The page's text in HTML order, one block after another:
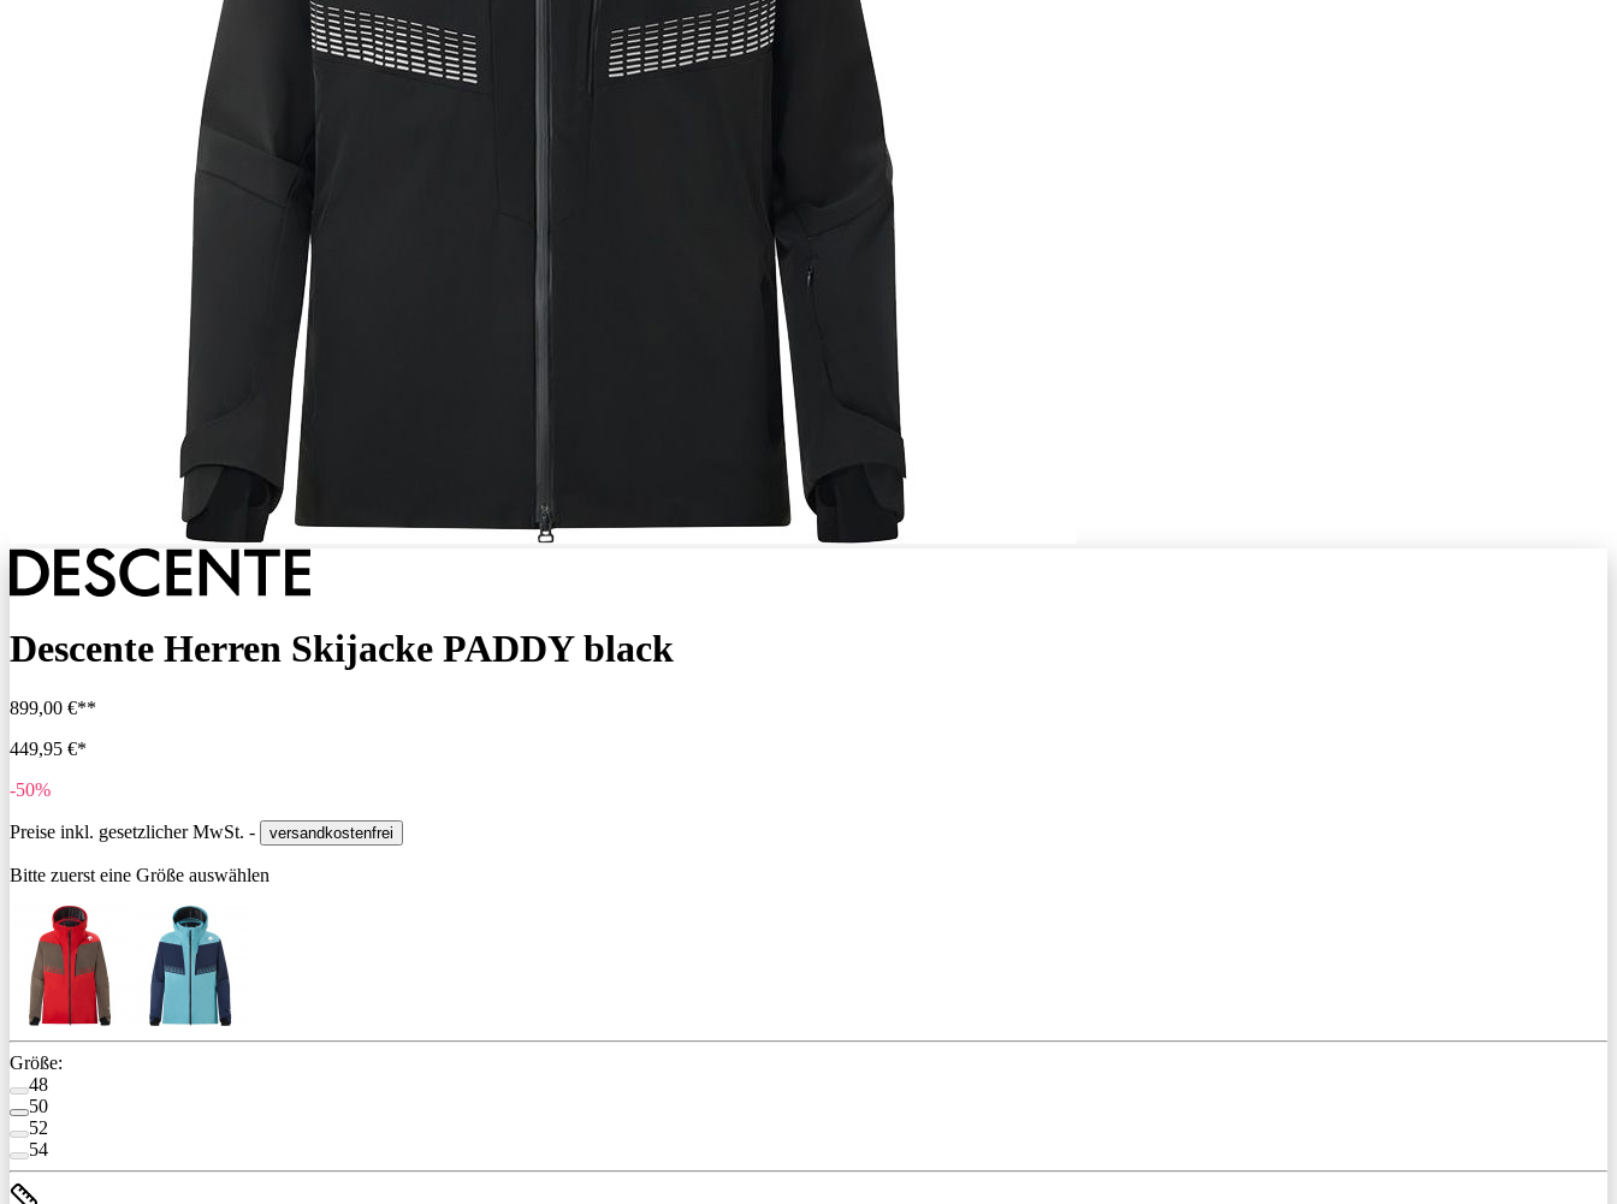
Descente Herren Skijacke PADDY black
899,00 €**
449,95 €*
-50%
Preise inkl. gesetzlicher MwSt. - versandkostenfrei
Bitte zuerst eine Größe auswählen
Größe:
48
50
52
54